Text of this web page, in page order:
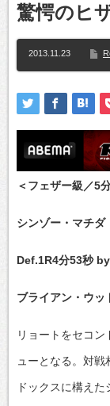
驚愕のヒ
2013.11.23
＜フェザー級／5
シンゾー・マチダ
Def.1R4分53秒
ブライアン・ウッ
リョートをセコ
ューとなる。対
ドックスに構え